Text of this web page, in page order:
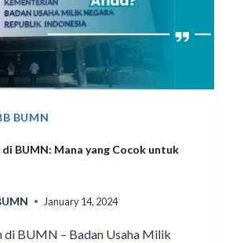
BUMN
BUMN: Mana yang Cocok untuk
January 14, 2024
di BUMN – Badan Usaha Milik